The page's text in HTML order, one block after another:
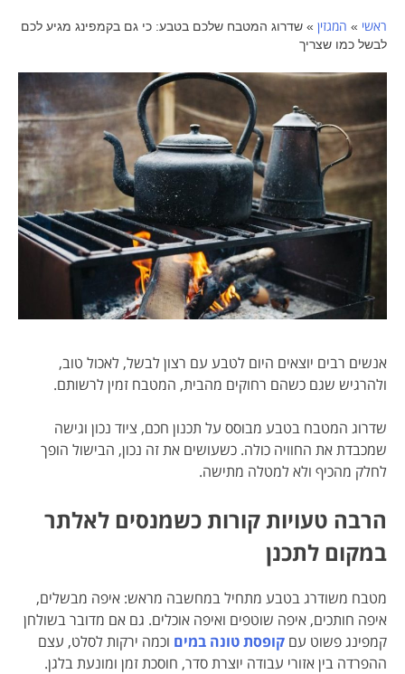
ראשי » המגזין » שדרוג המטבח שלכם בטבע: כי גם בקמפינג מגיע לכם
לבשל כמו שצריך
אנשים רבים יוצאים היום לטבע עם רצון לבשל, לאכול טוב,
ולהרגיש שגם כשהם רחוקים מהבית, המטבח זמין לרשותם.
שדרוג המטבח בטבע מבוסס על תכנון חכם, ציוד נכון וגישה
שמכבדת את החוויה כולה. כשעושים את זה נכון, הבישול הופך
לחלק מהכיף ולא למטלה מתישה.
הרבה טעויות קורות כשמנסים לאלתר
במקום לתכנן
מטבח משודרג בטבע מתחיל במחשבה מראש: איפה מבשלים,
איפה חותכים, איפה שוטפים ואיפה אוכלים. גם אם מדובר בשולחן
קמפינג פשוט עם קופסת טונה במים וכמה ירקות לסלט, עצם
ההפרדה בין אזורי עבודה יוצרת סדר, חוסכת זמן ומונעת בלגן.